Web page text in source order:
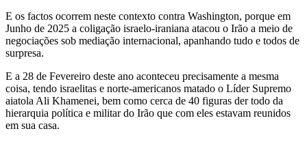
E os factos ocorrem neste contexto contra Washington, porque em
Junho de 2025 a coligação israelo-iraniana atacou o Irão a meio de
negociações sob mediação internacional, apanhando tudo e todos de
surpresa.
E a 28 de Fevereiro deste ano aconteceu precisamente a mesma
coisa, tendo israelitas e norte-americanos matado o Líder Supremo
aiatola Ali Khamenei, bem como cerca de 40 figuras der todo da
hierarquia política e militar do Irão que com eles estavam reunidos
em sua casa.